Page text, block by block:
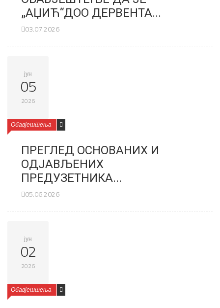
„АЏИЋ“ДОО ДЕРВЕНТА...
03.07.2026
јун
05
2026
Обавјештења
ПРЕГЛЕД ОСНОВАНИХ И
ОДЈАВЉЕНИХ
ПРЕДУЗЕТНИКА...
05.06.2026
јун
02
2026
Обавјештења